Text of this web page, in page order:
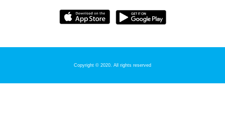
Copyright © 2020. All rights reserved